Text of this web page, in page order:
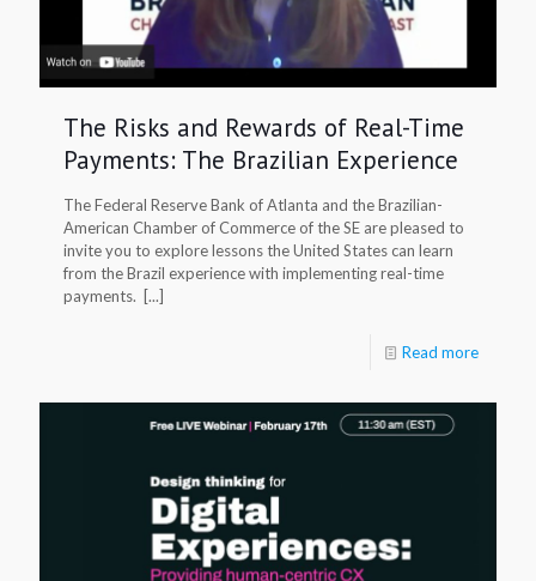
The Risks and Rewards of Real-Time
Payments: The Brazilian Experience
The Federal Reserve Bank of Atlanta and the Brazilian-
American Chamber of Commerce of the SE are pleased to
invite you to explore lessons the United States can learn
from the Brazil experience with implementing real-time
payments. [...]
Read more